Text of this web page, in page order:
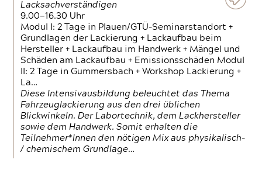
Lacksachverständigen
9.00—16.30 Uhr
Modul I: 2 Tage in Plauen/GTÜ-Seminarstandort +
Grundlagen der Lackierung + Lackaufbau beim
Hersteller + Lackaufbau im Handwerk + Mängel und
Schäden am Lackaufbau + Emissionsschäden Modul
II: 2 Tage in Gummersbach + Workshop Lackierung +
La…
Diese Intensivausbildung beleuchtet das Thema
Fahrzeuglackierung aus den drei üblichen
Blickwinkeln. Der Labortechnik, dem Lackhersteller
sowie dem Handwerk. Somit erhalten die
Teilnehmer*Innen den nötigen Mix aus physikalisch-
/ chemischem Grundlage…